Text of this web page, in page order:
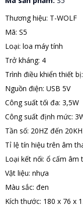
Thương hiệu: T-WOLF
Mã: S5
Loại: loa máy tính
Trở kháng: 4
Trình điều khiển thiết
Nguồn điện: USB 5V
Công suất tối đa: 3,5W
Công suất định mức:
Tần số: 20HZ đến
Tỉ lệ tín hiệu trên âm
Loại kết nối: ổ cấm âm
Vật liệu: nhựa
Màu sắc: đen
Kích thước: 180 x 76 x